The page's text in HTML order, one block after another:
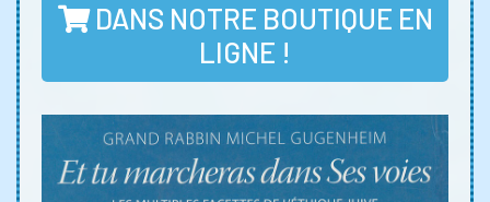
DANS NOTRE BOUTIQUE EN
LIGNE !